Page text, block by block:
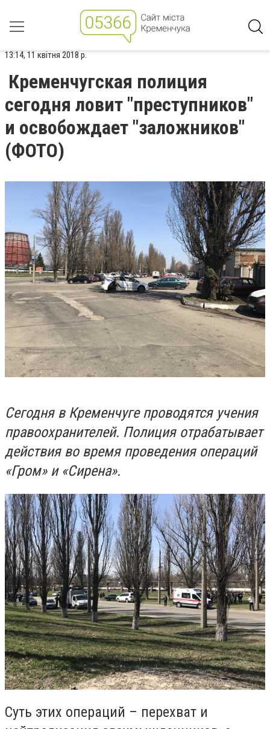
13:14, 11 квітня 2018 р.
Кременчугская полиция
сегодня ловит "преступников"
и освобождает "заложников"
(ФОТО)
Сегодня в Кременчуге проводятся учения
правоохранителей. Полиция отрабатывает
действия во время проведения операций
«Гром» и «Сирена».
Суть этих операций – перехват и